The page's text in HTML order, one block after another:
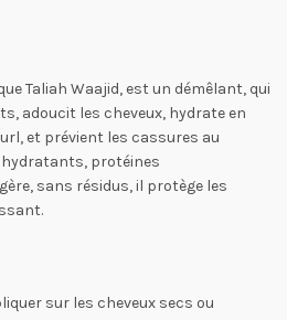
Taliah Waajid, est un démêlant, qui
adoucit les cheveux, hydrate en
et prévient les cassures au
hydratants, protéines
sans résidus, il protège les
sur les cheveux secs ou